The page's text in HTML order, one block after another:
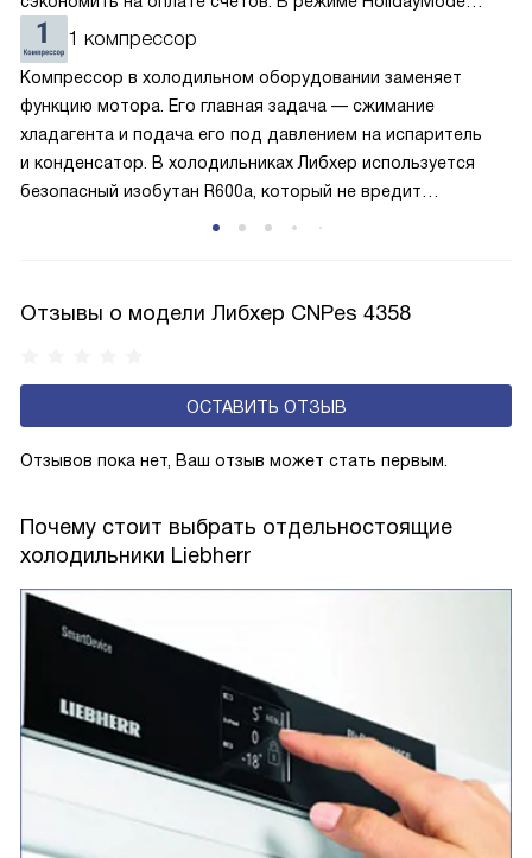
вентилятор и суперохлаждение не работают, а в камере
устанавливается температура в районе +15 градусов. Это
позволяет сохранить продукты на определённое время
и избежать появление неприятных запахов.
1 компрессор
Компрессор в холодильном оборудовании заменяет
функцию мотора. Его главная задача — сжимание
хладагента и подача его под давлением на испаритель
и конденсатор. В холодильниках Либхер используется
безопасный изобутан R600a, который не вредит
окружающей среде. Компрессор перегоняет его
и быстрее происходит охлаждение, затрачивается
Отзывы о модели Либхер CNPes 4358
ОСТАВИТЬ ОТЗЫВ
Отзывов пока нет, Ваш отзыв может стать первым.
Почему стоит выбрать отдельностоящие
холодильники Liebherr